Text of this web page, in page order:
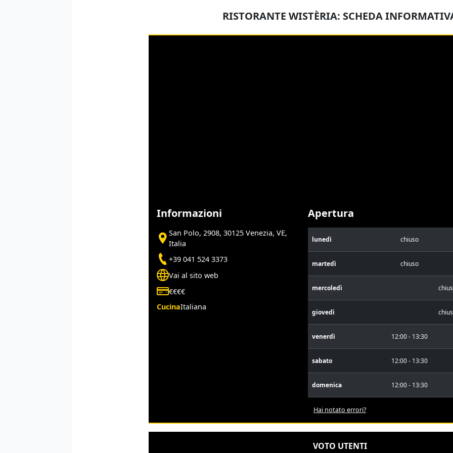
RISTORANTE WISTÈRIA: SCHEDA
Informazioni
San Polo, 2908, 30125 Venezia, VE,
Italia
+39 041 524 3373
Vai al sito web
€€€€
CucinaItaliana
Apertura
lunedì chiuso
martedì chiuso
mercoledì
giovedì
venerdì 12:00 - 13:30
sabato 12:00 - 13:30
domenica 12:00 - 13:30
Hai notato errori?
VOTO UTENTI